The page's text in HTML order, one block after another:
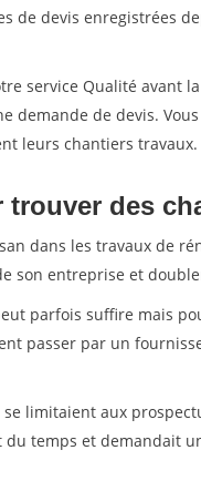
de devis enregistrées
service Qualité avant
demande de devis.
leurs chantiers travaux.
des
dans les travaux de
son entreprise et
parfois suffire mais
passer par un
limitaient aux
temps et demandait